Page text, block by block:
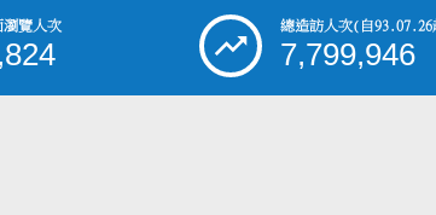
瀏覽人次 總造訪人次(自93.07.26
7,799,946